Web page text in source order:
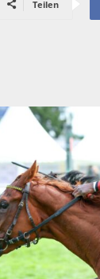
Teilen